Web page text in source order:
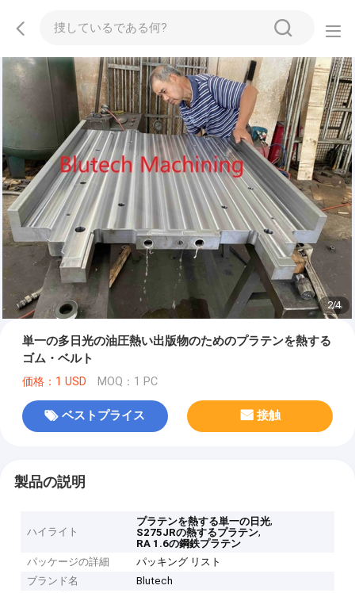
2/4
単一の多日光の油圧熱い出版物のためのプラテンを熱する
ゴム・ベルト
価格：1 USD MOQ：1 PC
ベストプライス 接触
製品の説明
ハイライト
プラテンを熱する単一の日光,
S275JRの熱するプラテン,
RA 1.6の鋼鉄プラテン
パッケージの詳細
パッキング リスト
ブランド名
Blutech